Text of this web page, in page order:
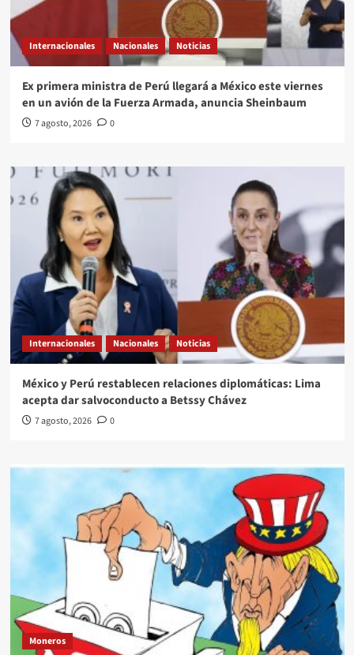
Internacionales Nacionales Noticias
Ex primera ministra de Perú llegará a México este viernes
en un avión de la Fuerza Armada, anuncia Sheinbaum
7 agosto, 2026 0
Internacionales Nacionales Noticias
México y Perú restablecen relaciones diplomáticas: Lima
acepta dar salvoconducto a Betssy Chávez
7 agosto, 2026 0
Moneros